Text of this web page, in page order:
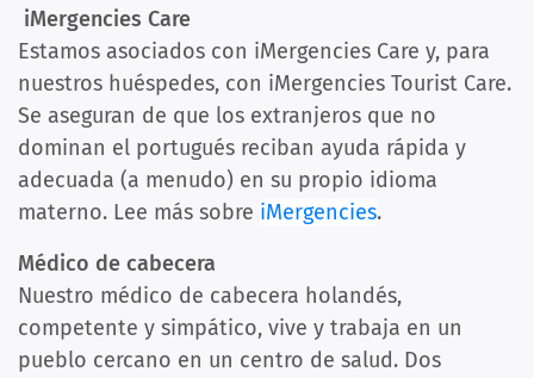
iMergencies Care
Estamos asociados con iMergencies Care y, para
nuestros huéspedes, con iMergencies Tourist Care.
Se aseguran de que los extranjeros que no
dominan el portugués reciban ayuda rápida y
adecuada (a menudo) en su propio idioma
materno. Lee más sobre iMergencies.
Médico de cabecera
Nuestro médico de cabecera holandés,
competente y simpático, vive y trabaja en un
pueblo cercano en un centro de salud. Dos